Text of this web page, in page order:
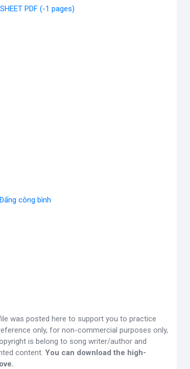
PDF (-1 pages)
công bình
was posted here to support you to practice
only, for non-commercial purposes only,
is belong to song writer/author and
content. You can download the high-